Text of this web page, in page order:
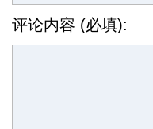
评论内容 (必填):